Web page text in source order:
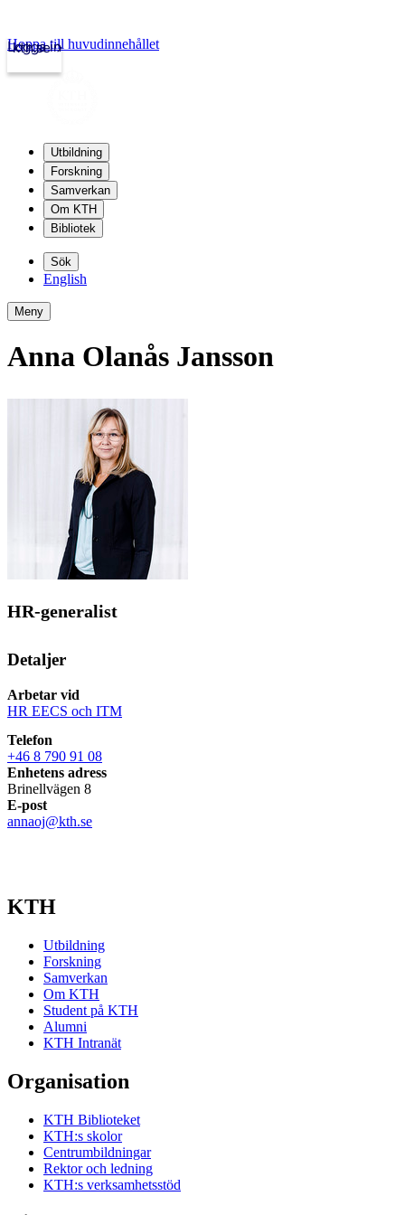
kth.se
Logga in
Hoppa till huvudinnehållet
Utbildning
Forskning
Samverkan
Om KTH
Bibliotek
Sök
English
Meny
Anna Olanås Jansson
HR-generalist
Detaljer
Arbetar vid
HR EECS och ITM
Telefon
+46 8 790 91 08
Enhetens adress
Brinellvägen 8
E-post
annaoj@kth.se
KTH
Utbildning
Forskning
Samverkan
Om KTH
Student på KTH
Alumni
KTH Intranät
Organisation
KTH Biblioteket
KTH:s skolor
Centrumbildningar
Rektor och ledning
KTH:s verksamhetsstöd